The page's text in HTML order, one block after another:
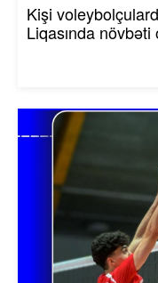
Kişi
Liqasında